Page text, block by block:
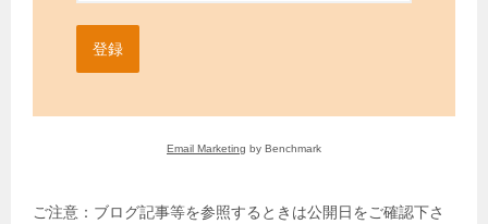
登録
Email Marketing by Benchmark
ご注意：ブログ記事等を参照するときは公開日をご確認下さ